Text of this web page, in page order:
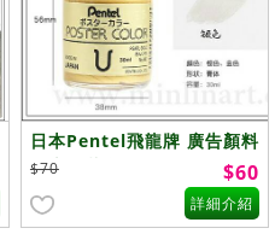
日本Pentel飛龍牌 廣告顏料
日本原裝金銀色30ml
$70 $60
詳細介紹